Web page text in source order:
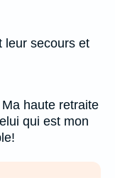
leur secours et
haute retraite
qui est mon